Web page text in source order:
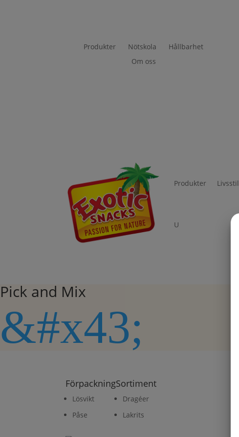
Produkter Nötskola
Hållbarhet
Om oss
Produkter Livsstil
U
Pick and Mix
&#x43;
Förpackning
Lösvikt
Påse
Sortiment
Dragéer
Lakrits